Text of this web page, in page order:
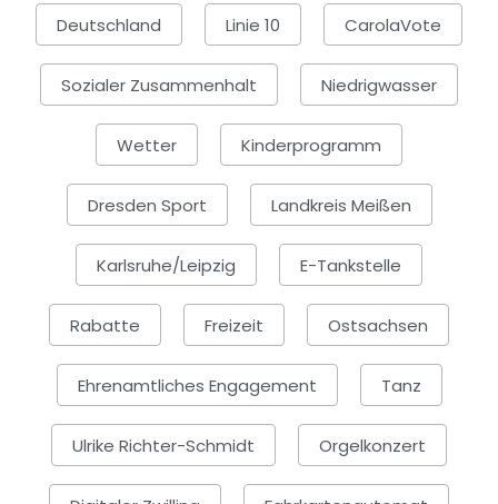
Deutschland Linie 10 CarolaVote
Sozialer Zusammenhalt Niedrigwasser
Wetter Kinderprogramm
Dresden Sport Landkreis Meißen
Karlsruhe/Leipzig E-Tankstelle
Rabatte Freizeit Ostsachsen
Ehrenamtliches Engagement Tanz
Ulrike Richter-Schmidt Orgelkonzert